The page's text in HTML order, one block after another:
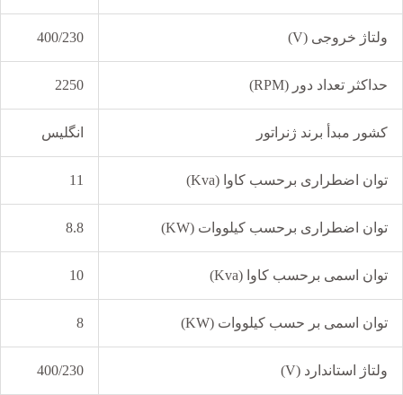
ولتاژ خروجی (V) 400/230
حداکثر تعداد دور (RPM) 2250
کشور مبدأ برند ژنراتور انگلیس
توان اضطراری برحسب کاوا (Kva) 11
توان اضطراری برحسب کیلووات (KW) 8.8
توان اسمی برحسب کاوا (Kva) 10
توان اسمی بر حسب کیلووات (KW) 8
ولتاژ استاندارد (V) 400/230